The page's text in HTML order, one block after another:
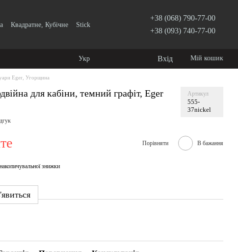
Квадратне, Кубічне
Stick
+38 (068) 790-77-00
+38 (093) 740-77-00
Укр Вхід Мій кошик
Eger, Угорщина
для кабіни, темний графіт, Eger
Артикул
555-
37nickel
Порівняти В бажання
знижки